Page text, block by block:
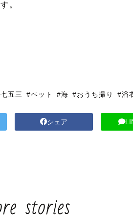
。
五三 #ペット #海 #おうち撮り #浴
シェア
stories